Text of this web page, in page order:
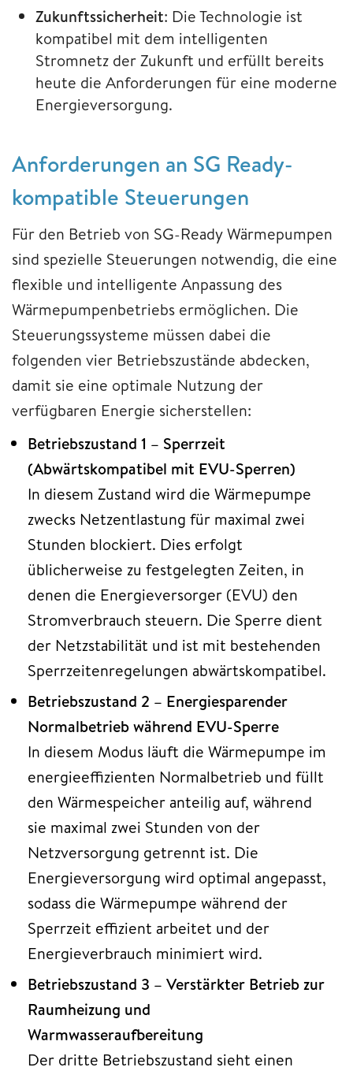
Zukunftssicherheit: Die Technologie ist
kompatibel mit dem intelligenten
Stromnetz der Zukunft und erfüllt bereits
heute die Anforderungen für eine moderne
Energieversorgung.
Anforderungen an SG Ready-
kompatible Steuerungen
Für den Betrieb von SG-Ready Wärmepumpen
sind spezielle Steuerungen notwendig, die eine
flexible und intelligente Anpassung des
Wärmepumpenbetriebs ermöglichen. Die
Steuerungssysteme müssen dabei die
folgenden vier Betriebszustände abdecken,
damit sie eine optimale Nutzung der
verfügbaren Energie sicherstellen:
Betriebszustand 1 – Sperrzeit
(Abwärtskompatibel mit EVU-Sperren)
In diesem Zustand wird die Wärmepumpe
zwecks Netzentlastung für maximal zwei
Stunden blockiert. Dies erfolgt
üblicherweise zu festgelegten Zeiten, in
denen die Energieversorger (EVU) den
Stromverbrauch steuern. Die Sperre dient
der Netzstabilität und ist mit bestehenden
Sperrzeitenregelungen abwärtskompatibel.
Betriebszustand 2 – Energiesparender
Normalbetrieb während EVU-Sperre
In diesem Modus läuft die Wärmepumpe im
energieeffizienten Normalbetrieb und füllt
den Wärmespeicher anteilig auf, während
sie maximal zwei Stunden von der
Netzversorgung getrennt ist. Die
Energieversorgung wird optimal angepasst,
sodass die Wärmepumpe während der
Sperrzeit effizient arbeitet und der
Energieverbrauch minimiert wird.
Betriebszustand 3 – Verstärkter Betrieb zur
Raumheizung und
Warmwasseraufbereitung
Der dritte Betriebszustand sieht einen